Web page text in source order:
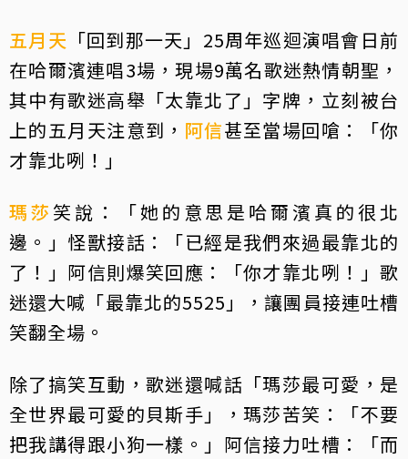
五月天 「回到那一天」25周年巡迴演唱會日前
在哈爾濱連唱3場，現場9萬名歌迷熱情朝聖，
其中有歌迷高舉「太靠北了」字牌，立刻被台
上的五月天注意到， 阿信甚至當場回嗆：「你
才靠北咧！」
瑪莎 笑說：「她的意思是哈爾濱真的很北
邊。」怪獸接話：「已經是我們來過最靠北的
了！」阿信則爆笑回應：「你才靠北咧！」歌
迷還大喊「最靠北的5525」，讓團員接連吐槽
笑翻全場。
除了搞笑互動，歌迷還喊話「瑪莎最可愛，是
全世界最可愛的貝斯手」，瑪莎苦笑：「不要
把我講得跟小狗一樣。」阿信接力吐槽：「而